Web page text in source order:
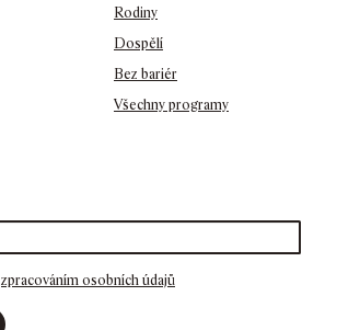
Rodiny
Dospělí
Bez bariér
Všechny programy
zpracováním osobních údajů